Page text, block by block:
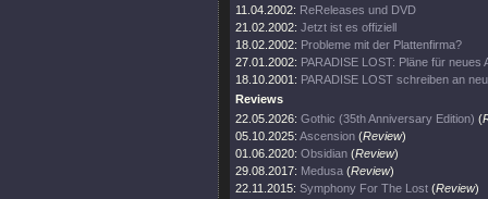
11.04.2002: ReReleases und DVD
21.02.2002: Jetzt ist es offiziell
18.02.2002: Probleme mit der Plattenfirma?
27.01.2002: PARADISE LOST: Pläne für neues
18.10.2001: PARADISE LOST schreiben an
Reviews
22.05.2026: Gothic (35th Anniversary Edition) (
05.10.2025: Ascension (Review)
01.06.2020: Obsidian (Review)
29.08.2017: Medusa (Review)
22.11.2015: Symphony For The Lost (Review)